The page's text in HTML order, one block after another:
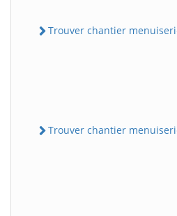
Trouver chantier
Trouver chantier menuiserie